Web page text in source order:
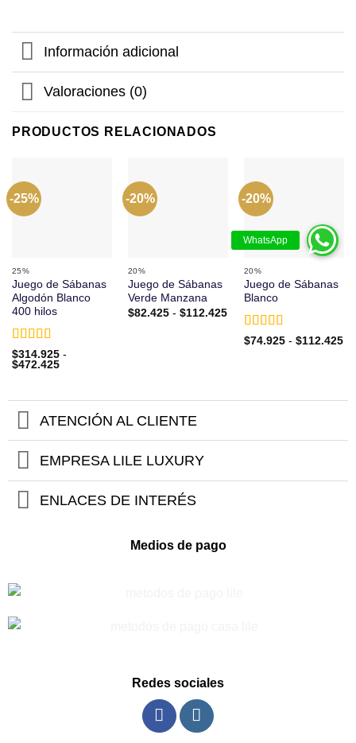
Información adicional
Valoraciones (0)
PRODUCTOS RELACIONADOS
-25%
25%
Juego de Sábanas
Algodón Blanco
400 hilos
Valorado
con5de 5
$314.925 -
$472.425Rango
$314.925
hasta
$472.425
-20%
20%
Juego de Sábanas
Verde Manzana
$82.425 - $112.425Rango
desde
-20%
20%
Juego de Sábanas
Blanco
Valorado
$74.925 - $112.425
ATENCIÓN AL CLIENTE
EMPRESA LILE LUXURY
ENLACES DE INTERÉS
Medios de pago
Redes sociales